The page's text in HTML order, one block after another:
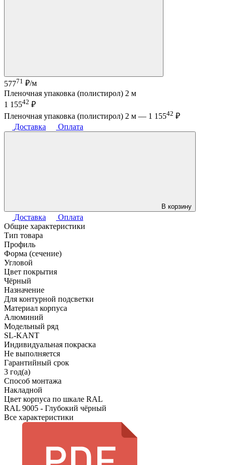
57771 ₽/м
Пленочная упаковка (полистирол) 2 м
1 15542 ₽
Пленочная упаковка (полистирол) 2 м — 1 15542 ₽
Доставка
Оплата
В корзину
Доставка
Оплата
Общие характеристики
Тип товара
Профиль
Форма (сечение)
Угловой
Цвет покрытия
Чёрный
Назначение
Для контурной подсветки
Материал корпуса
Алюминий
Модельный ряд
SL-KANT
Индивидуальная покраска
Не выполняется
Гарантийный срок
3 год(а)
Способ монтажа
Накладной
Цвет корпуса по шкале RAL
RAL 9005 - Глубокий чёрный
Все характеристики